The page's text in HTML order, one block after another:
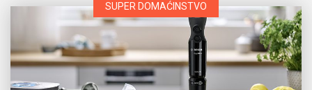
SUPER DOMAĆINSTVO